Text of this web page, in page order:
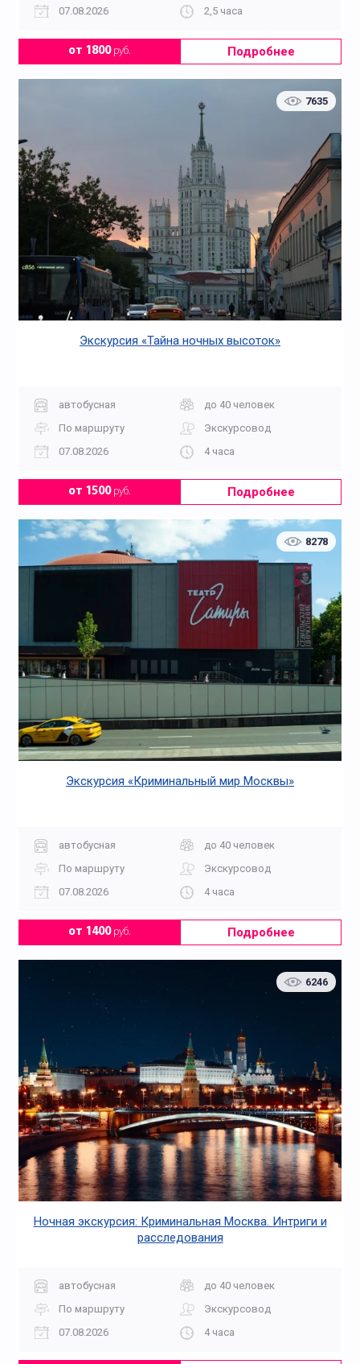
07.08.2026
2,5 часа
от 1800руб. Подробнее
7635
Экскурсия «Тайна ночных высоток»
автобусная
до 40 человек
По маршруту
Экскурсовод
07.08.2026
4 часа
от 1500руб. Подробнее
8278
Экскурсия «Криминальный мир Москвы»
автобусная
до 40 человек
По маршруту
Экскурсовод
07.08.2026
4 часа
от 1400руб. Подробнее
6246
Ночная экскурсия: Криминальная Москва. Интриги и
расследования
автобусная
до 40 человек
По маршруту
Экскурсовод
07.08.2026
4 часа